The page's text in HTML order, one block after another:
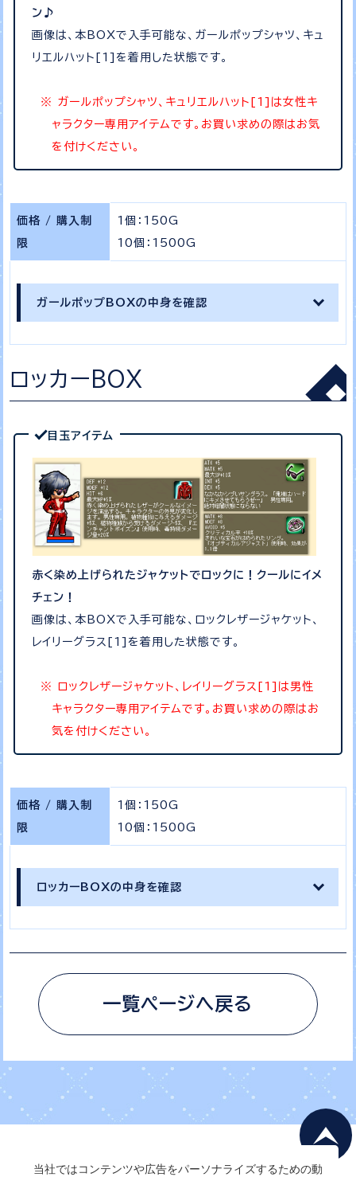
当社ではコンテンツや広告をパーソナライズするための動
ン♪
画像は、本BOXで入手可能な、ガールポップシャツ、キュ
リエルハット[1]を着用した状態です。
ガールポップシャツ、キュリエルハット[1]は女性キ
ャラクター専用アイテムです。お買い求めの際はお気
を付けください。
価格 / 購入制
限
1個：150G
10個：1500G
ガールポップBOXの中身を確認
ロッカーBOX
目玉アイテム
赤く染め上げられたジャケットでロックに！クールにイメ
チェン！
画像は、本BOXで入手可能な、ロックレザージャケット、
レイリーグラス[1]を着用した状態です。
ロックレザージャケット、レイリーグラス[1]は男性
キャラクター専用アイテムです。お買い求めの際はお
気を付けください。
価格 / 購入制
限
1個：150G
10個：1500G
ロッカーBOXの中身を確認
一覧ページへ戻る